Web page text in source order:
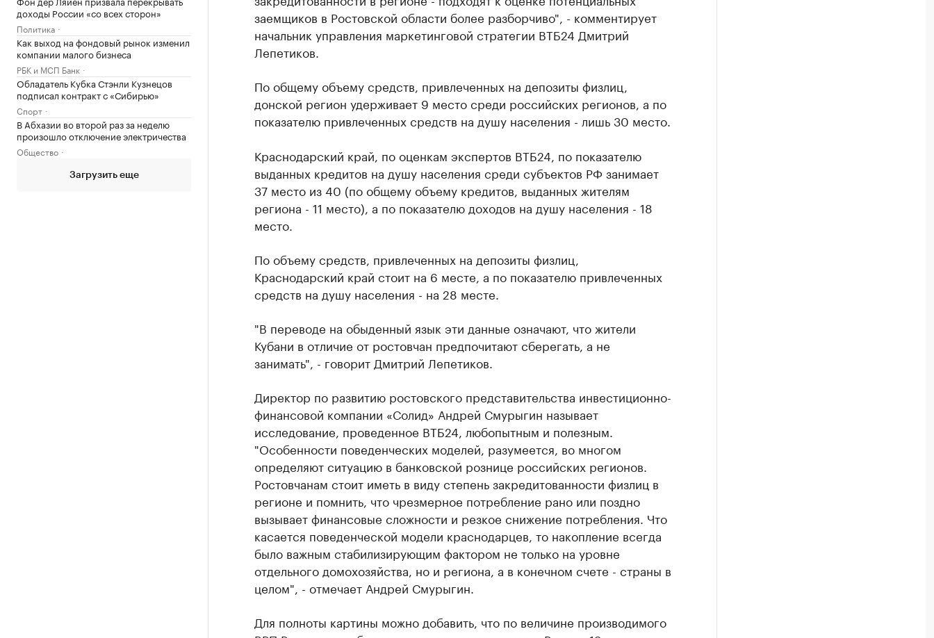
доходы России «со всех сторон»
Политика
Как выход на фондовый рынок изменил
компании малого бизнеса
РБК и МСП Банк
Обладатель Кубка Стэнли Кузнецов
подписал контракт с «Сибирью»
Спорт
В Абхазии во второй раз за неделю
произошло отключение электричества
Общество
Загрузить еще
заемщиков в Ростовской области более разборчиво", - комментирует
начальник управления маркетинговой стратегии ВТБ24 Дмитрий
Лепетиков.
По общему объему средств, привлеченных на депозиты физлиц,
донской регион удерживает 9 место среди российских регионов, а по
показателю привлеченных средств на душу населения - лишь 30 место.
Краснодарский край, по оценкам экспертов ВТБ24, по показателю
выданных кредитов на душу населения среди субъектов РФ занимает
37 место из 40 (по общему объему кредитов, выданных жителям
региона - 11 место), а по показателю доходов на душу населения - 18
место.
По объему средств, привлеченных на депозиты физлиц,
Краснодарский край стоит на 6 месте, а по показателю привлеченных
средств на душу населения - на 28 месте.
"В переводе на обыденный язык эти данные означают, что жители
Кубани в отличие от ростовчан предпочитают сберегать, а не
занимать", - говорит Дмитрий Лепетиков.
Директор по развитию ростовского представительства инвестиционно-
финансовой компании «Солид» Андрей Смурыгин называет
исследование, проведенное ВТБ24, любопытным и полезным.
"Особенности поведенческих моделей, разумеется, во многом
определяют ситуацию в банковской рознице российских регионов.
Ростовчанам стоит иметь в виду степень закредитованности физлиц в
регионе и помнить, что чрезмерное потребление рано или поздно
вызывает финансовые сложности и резкое снижение потребления. Что
касается поведенческой модели краснодарцев, то накопление всегда
было важным стабилизирующим фактором не только на уровне
отдельного домохозяйства, но и региона, а в конечном счете - страны в
целом", - отмечает Андрей Смурыгин.
Для полноты картины можно добавить, что по величине производимого